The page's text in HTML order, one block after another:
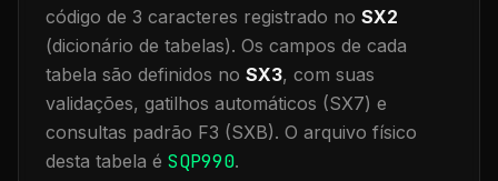
código de 3 caracteres registrado no SX2
(dicionário de tabelas). Os campos de cada
tabela são definidos no SX3, com suas
validações, gatilhos automáticos (SX7) e
consultas padrão F3 (SXB). O arquivo físico
desta tabela é SQP990.